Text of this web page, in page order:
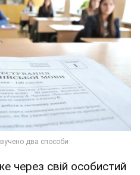
через свій особистий